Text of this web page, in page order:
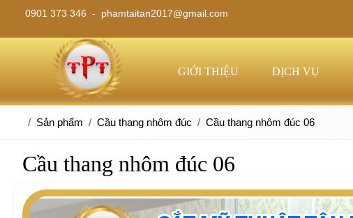
0901 373 346 - phamtaitan2017@gmail.com
GIỚI THIỆU DỊCH VỤ
Sản phẩm Cầu thang nhôm đúc Cầu thang nhôm đúc 06
Cầu thang nhôm đúc 06